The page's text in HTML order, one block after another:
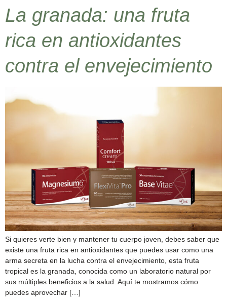
La granada: una fruta
rica en antioxidantes
contra el envejecimiento
Si quieres verte bien y mantener tu cuerpo joven, debes saber que
existe una fruta rica en antioxidantes que puedes usar como una
arma secreta en la lucha contra el envejecimiento, esta fruta
tropical es la granada, conocida como un laboratorio natural por
sus múltiples beneficios a la salud. Aquí te mostramos cómo
puedes aprovechar […]